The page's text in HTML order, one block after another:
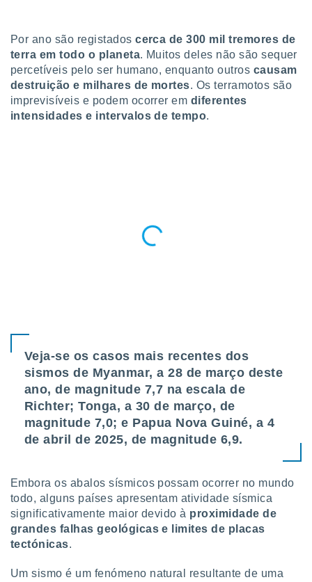
com
Pode
na nossa
e
site
caso,
navegação
ou
Por ano são registadoscerca de 300 mil tremores de
terra em todo o planeta. Muitos deles não são sequer
percetíveis pelo ser humano, enquanto outros causam
destruição e milhares de mortes. Os terramotos são
imprevisíveis e podem ocorrer em diferentes
intensidades e intervalos de tempo.
Veja-se os casos mais recentes dos
sismos de Myanmar, a 28 de março deste
ano, de magnitude 7,7 na escala de
Richter; Tonga, a 30 de março, de
magnitude 7,0; e Papua Nova Guiné, a 4
de abril de 2025, de magnitude 6,9.
Embora os abalos sísmicos possam ocorrer no mundo
todo, alguns países apresentam atividade sísmica
significativamente maior devido à proximidade de
grandes falhas geológicas e limites de placas
tectónicas.
Um sismo é um fenómeno natural resultante de uma